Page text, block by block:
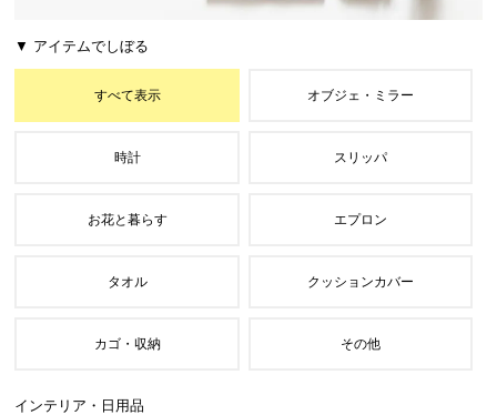
▼ アイテムでしぼる
すべて表示 オブジェ・ミラー
時計 スリッパ
お花と暮らす エプロン
タオル クッションカバー
カゴ・収納 その他
インテリア・日用品